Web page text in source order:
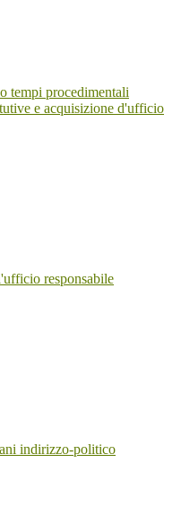
tempi procedimentali
e acquisizione d'ufficio
responsabile
indirizzo-politico